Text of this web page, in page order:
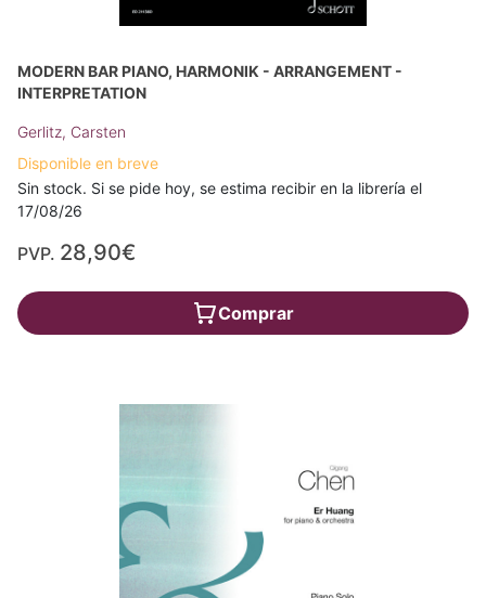
MODERN BAR PIANO, HARMONIK - ARRANGEMENT -
INTERPRETATION
Gerlitz, Carsten
Disponible en breve
Sin stock. Si se pide hoy, se estima recibir en la librería el
17/08/26
PVP. 28,90€
Comprar